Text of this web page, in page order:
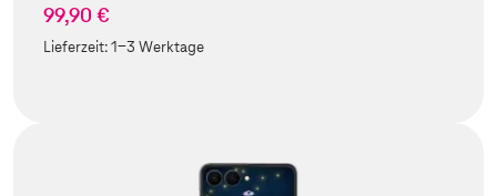
99,90 €
Lieferzeit:1-3 Werktage